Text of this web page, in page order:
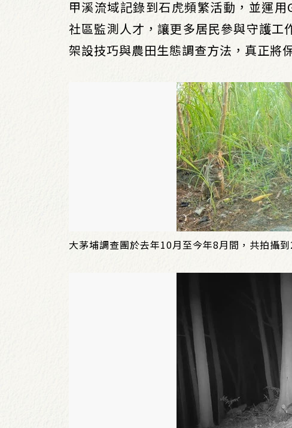
甲溪流域記錄到石虎頻繁活動，並運
社區監測人才，讓更多居民參與守護工
架設技巧與農田生態調查方法，真正將
大茅埔調查團於去年10月至今年8月間，共拍攝